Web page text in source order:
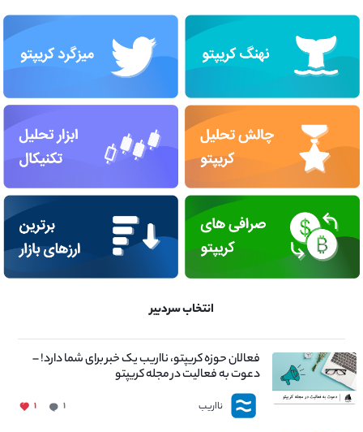
انتخاب سردبیر
فعالان حوزه کریپتو، نااریب یک خبر برای شما دارد! –
دعوت به فعالیت در مجله کریپتو
نااریب ۱ ۱